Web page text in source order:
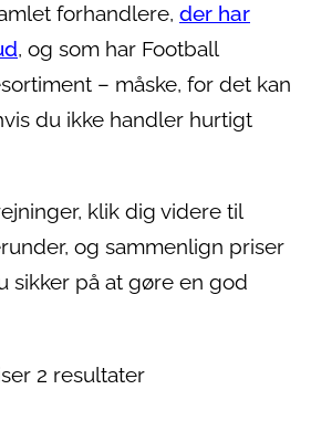
forhandlere, der har
, og som har Football
– måske, for det kan
du ikke handler hurtigt
klik dig videre til
og sammenlign priser
sikker på at gøre en god
2 resultater